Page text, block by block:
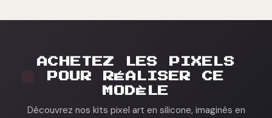
ACHETEZ LES PIXELS
POUR RÉALISER CE
MODÈLE
Découvrez nos kits pixel art en silicone, imaginés en